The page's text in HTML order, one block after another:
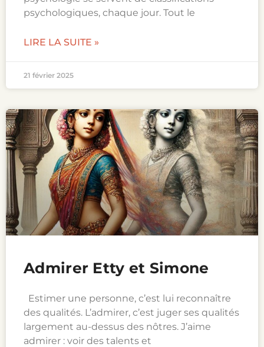
psychologiques, chaque jour. Tout le
LIRE LA SUITE »
21 février 2025
Admirer Etty et Simone
Estimer une personne, c’est lui reconnaître
des qualités. L’admirer, c’est juger ses qualités
largement au-dessus des nôtres. J’aime
admirer : voir des talents et